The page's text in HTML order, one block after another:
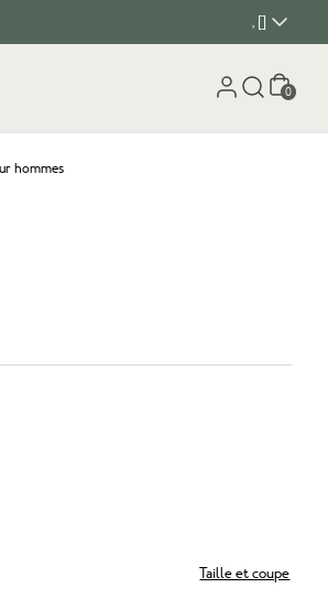
, []
Panier
0
hommes
Taille et coupe